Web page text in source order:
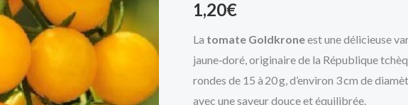
1,20€
La tomate Goldkroneest une délicieuse
jaune‑doré, originaire de la République
rondes de 15 à 20 g, d’environ 3 cm de
avec une saveur douce et équilibrée.